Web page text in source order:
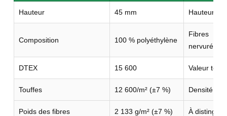
Hauteur 45 mm Hauteur de
Composition 100 % polyéthylène
Fibres
nervurée.
DTEX 15 600 Valeur
Touffes 12 600/m² (±7 %) Densité de
Poids des fibres 2 133 g/m² (±7 %) À